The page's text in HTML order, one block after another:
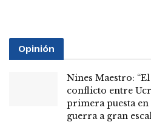
Opinión
Nines Maestro:
conflicto entre
primera puesta en
guerra a gran